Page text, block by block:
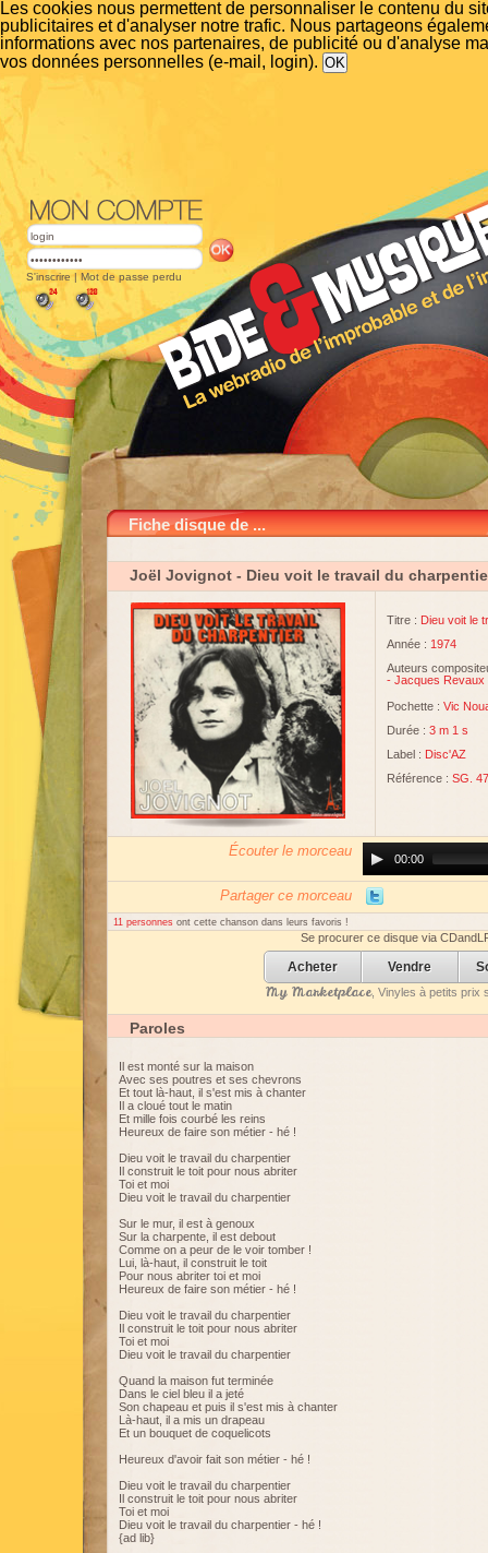
Les cookies nous permettent de personnaliser le contenu du
publicitaires et d'analyser notre trafic. Nous partageons
informations avec nos partenaires, de publicité ou d'analyse
vos données personnelles (e-mail, login).
S'inscrire | Mot de passe perdu
Fiche disque de ...
Joël Jovignot - Dieu voit le travail du
Titre : Dieu voit le
Année : 1974
Auteurs
- Jacques Revaux
Pochette : Vic
Durée : 3 m 1 s
Label : Disc'AZ
Référence : SG.
Écouter le morceau
Player00:00
Partager ce morceau
11 personnes ont cette chanson dans leurs favoris !
Se procurer ce disque via
Acheter Vendre
My Marketplace, Vinyles à petits prix
Paroles
Il est monté sur la maison
Avec ses poutres et ses chevrons
Et tout là-haut, il s'est mis à chanter
Il a cloué tout le matin
Et mille fois courbé les reins
Heureux de faire son métier - hé !
Dieu voit le travail du charpentier
Il construit le toit pour nous abriter
Toi et moi
Dieu voit le travail du charpentier
Sur le mur, il est à genoux
Sur la charpente, il est debout
Comme on a peur de le voir tomber !
Lui, là-haut, il construit le toit
Pour nous abriter toi et moi
Heureux de faire son métier - hé !
Dieu voit le travail du charpentier
Il construit le toit pour nous abriter
Toi et moi
Dieu voit le travail du charpentier
Quand la maison fut terminée
Dans le ciel bleu il a jeté
Son chapeau et puis il s'est mis à chanter
Là-haut, il a mis un drapeau
Et un bouquet de coquelicots
Heureux d'avoir fait son métier - hé !
Dieu voit le travail du charpentier
Il construit le toit pour nous abriter
Toi et moi
Dieu voit le travail du charpentier - hé !
{ad lib}